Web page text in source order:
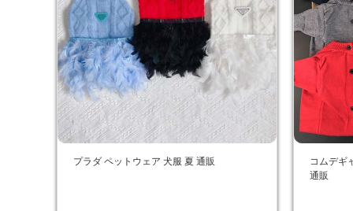
プラダ ペットウェア 犬服 夏 通販
コムデギ
通販